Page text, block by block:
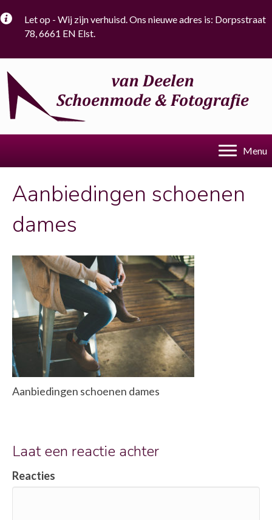
Let op - Wij zijn verhuisd. Ons nieuwe adres is: Dorpsstraat
78, 6661 EN Elst.
Menu
Aanbiedingen schoenen
dames
Aanbiedingen schoenen dames
Laat een reactie achter
Reacties